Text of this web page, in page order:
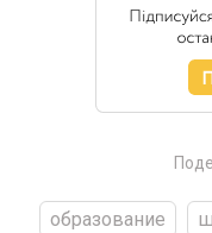
образование